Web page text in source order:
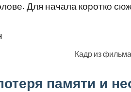
Для начала коротко
Кадр из
памяти и